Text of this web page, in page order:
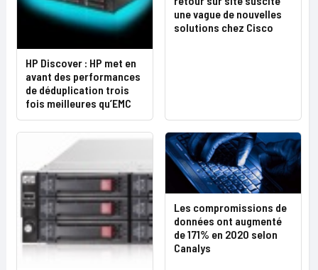
HP Discover : HP met en
avant des performances
de déduplication trois
fois meilleures qu’EMC
une vague de nouvelles
solutions chez Cisco
Les compromissions de
données ont augmenté
de 171% en 2020 selon
Canalys